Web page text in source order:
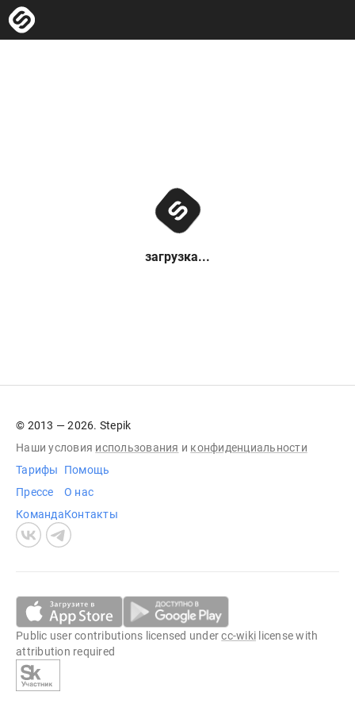
загрузка...
© 2013 — 2026. Stepik
Наши условия использования и конфиденциальности
Тарифы
Прессе
Команда
Помощь
О нас
Контакты
Public user contributions licensed undercc-wiki license with
attribution required